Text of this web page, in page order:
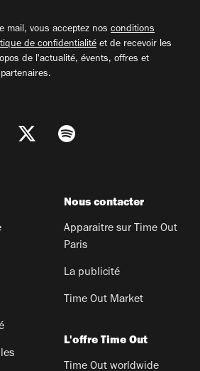
mail, vous acceptez nos conditions
de confidentialité et de recevoir les
de l'actualité, évents, offres et
Nous contacter
Apparaitre sur Time Out
Paris
La publicité
Time Out Market
L'offre Time Out
Time Out worldwide